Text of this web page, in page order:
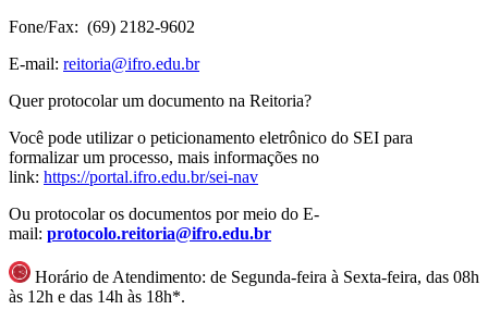
Fone/Fax: (69) 2182-9602
E-mail: reitoria@ifro.edu.br
Quer protocolar um documento na Reitoria?
Você pode utilizar o peticionamento eletrônico do SEI para
formalizar um processo, mais informações no
link: https://portal.ifro.edu.br/sei-nav
Ou protocolar os documentos por meio do E-
mail: protocolo.reitoria@ifro.edu.br
Horário de Atendimento: de Segunda-feira à Sexta-feira, das 08h
às 12h e das 14h às 18h*.